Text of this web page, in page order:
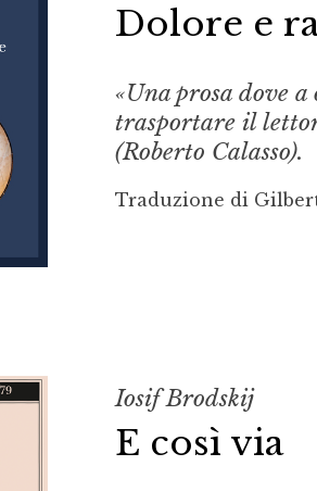
Dolore e
«Una prosa dove
trasportare il
(Roberto Calasso).
Traduzione di
Iosif Brodskij
E così via